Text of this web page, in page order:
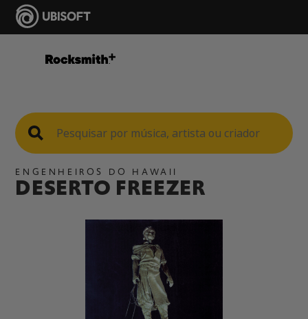
ENGENHEIROS DO HAWAII
DESERTO FREEZER